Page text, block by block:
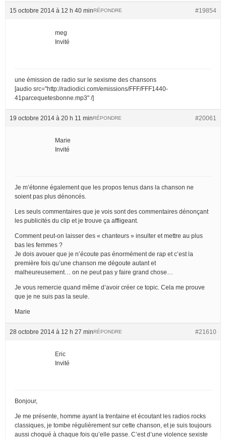
15 octobre 2014 à 12 h 40 min #19854
RÉPONDRE
meg
Invité
une émission de radio sur le sexisme des chansons
[audio src="http://radiodici.com/emissions/FFF/FFF1440-
41parcequetesbonne.mp3" /]
19 octobre 2014 à 20 h 11 min #20061
RÉPONDRE
Marie
Invité
Je m’étonne également que les propos tenus dans la chanson ne
soient pas plus dénoncés.
Les seuls commentaires que je vois sont des commentaires dénonçant
les publicités du clip et je trouve ça affligeant.
Comment peut-on laisser des « chanteurs » insulter et mettre au plus
bas les femmes ?
Je dois avouer que je n’écoute pas énormément de rap et c’est la
première fois qu’une chanson me dégoute autant et
malheureusement… on ne peut pas y faire grand chose…
Je vous remercie quand même d’avoir créer ce topic. Cela me prouve
que je ne suis pas la seule.
Marie
28 octobre 2014 à 12 h 27 min #21610
RÉPONDRE
Eric
Invité
Bonjour,
Je me présente, homme ayant la trentaine et écoutant les radios rocks
classiques, je tombe régulièrement sur cette chanson, et je suis toujours
aussi choqué à chaque fois qu’elle passe. C’est d’une violence sexiste